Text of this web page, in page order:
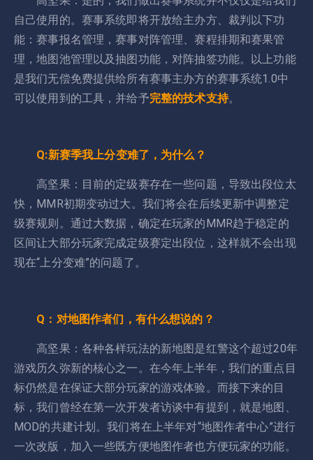
自己使用的。赛事系统即将开放给主办方、裁判以下功
能：赛事报名管理，赛事对阵管理、赛程排期和赛果管
理，地图池管理以及抽图功能，对阵抽签功能。以上功能
是我们无偿免费提供给所有赛事主办方的赛事系统1.0中
可以使用到的工具，并给予完整的技术支持。
Q:新赛季我上分变难了，为什么？
高坚果：目前的定级赛存在一些问题，导致出段位太
快，MMR初期变动过大。我们将会在后续更新中调整定
级赛规则。通过大数据，确定在玩家的MMR趋于稳定的
区间让大部分玩家完成定级赛定出段位，这样就不会出现
现在“上分变难”的问题了。
Q：对地图作者们，有什么想说的？
高坚果：各种各样玩法的新地图是红警这个超过20年
游戏历久弥新的核心之一。在今年上半年，我们的重点目
标仍然是在保证大部分玩家的游戏体验。而接下来的目
标，我们曾经在第一次开发者访谈中有提到，就是地图、
MOD的共建计划。我们将在上半年对“地图作者中心”进行
一次改版，加入一些既方便地图作者也方便玩家的功能。